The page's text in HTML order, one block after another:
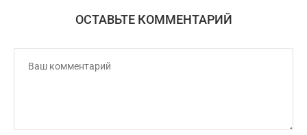
ОСТАВЬТЕ КОММЕНТАРИЙ